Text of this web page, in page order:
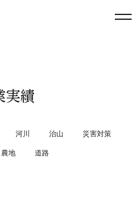
る
実績
河川 治山 災害対策
農地 道路
年9月30日
があり、現道道路の激しい損傷
区間を解消し、営農効率と走行
を行い、地形条件により切土に